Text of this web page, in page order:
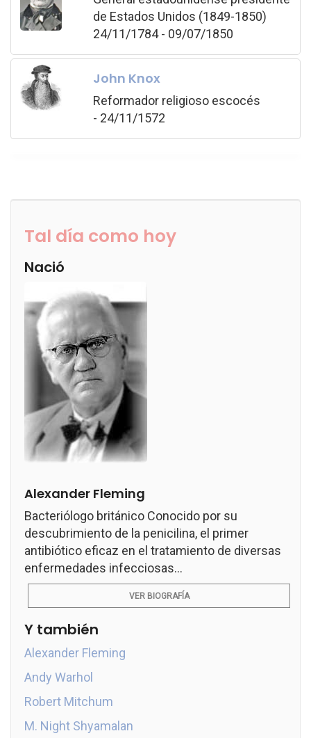
de Estados Unidos (1849-1850)
24/11/1784 - 09/07/1850
John Knox
Reformador religioso escocés
- 24/11/1572
Tal día como hoy
Nació
Alexander Fleming
Bacteriólogo británico Conocido por su
descubrimiento de la penicilina, el primer
antibiótico eficaz en el tratamiento de diversas
enfermedades infecciosas...
VER BIOGRAFÍA
Y también
Alexander Fleming
Andy Warhol
Robert Mitchum
M. Night Shyamalan